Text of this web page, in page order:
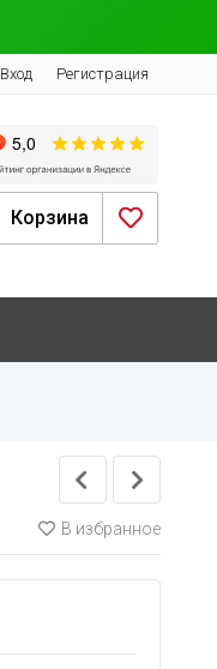
Вход Регистрация
Корзина
В избранное